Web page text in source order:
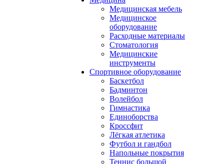
Медицинская мебель
Медицинское
оборудование
Расходные материалы
Стоматология
Медицинские
инструменты
Спортивное оборудование
Баскетбол
Бадминтон
Волейбол
Гимнастика
Единоборства
Кроссфит
Лёгкая атлетика
Футбол и гандбол
Напольные покрытия
Теннис большой